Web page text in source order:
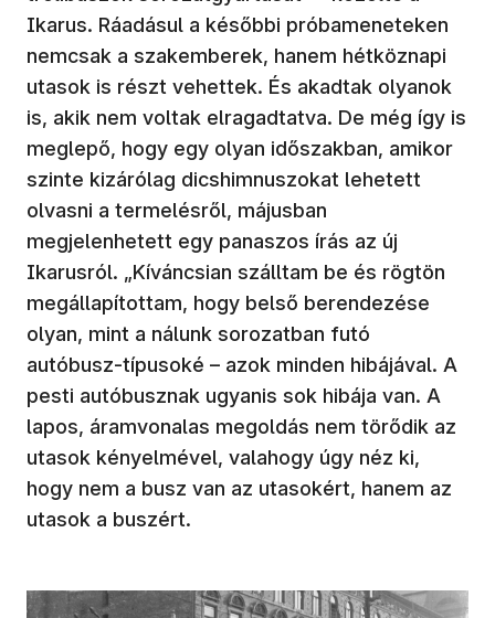
Ikarus. Ráadásul a későbbi próbameneteken
nemcsak a szakemberek, hanem hétköznapi
utasok is részt vehettek. És akadtak olyanok
is, akik nem voltak elragadtatva. De még így is
meglepő, hogy egy olyan időszakban, amikor
szinte kizárólag dicshimnuszokat lehetett
olvasni a termelésről, májusban
megjelenhetett egy panaszos írás az új
Ikarusról. „Kíváncsian szálltam be és rögtön
megállapítottam, hogy belső berendezése
olyan, mint a nálunk sorozatban futó
autóbusz-típusoké – azok minden hibájával. A
pesti autóbusznak ugyanis sok hibája van. A
lapos, áramvonalas megoldás nem törődik az
utasok kényelmével, valahogy úgy néz ki,
hogy nem a busz van az utasokért, hanem az
utasok a buszért.